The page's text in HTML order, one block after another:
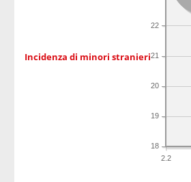
Incidenza di minori stranieri
2.2
18
19
20
21
22